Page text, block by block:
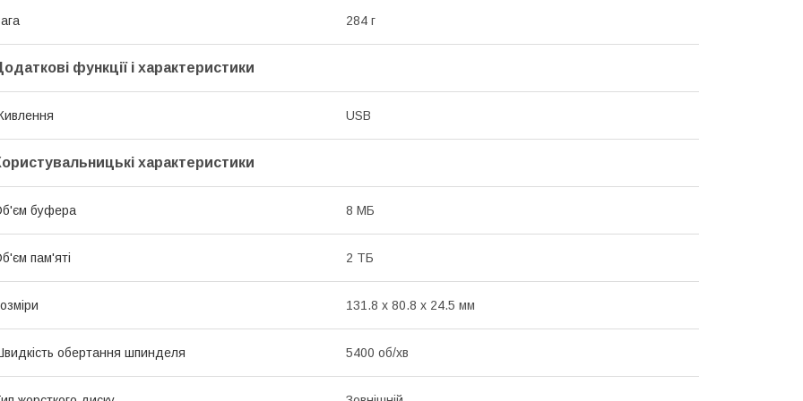
284 г
функції і характеристики
USB
характеристики
буфера 8 МБ
пам'яті 2 ТБ
131.8 х 80.8 х 24.5 мм
обертання шпинделя 5400 об/хв